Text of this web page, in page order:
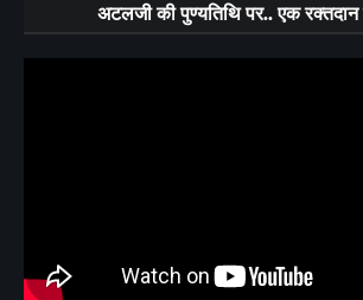
अटलजी की पुण्यतिथि पर.. एक रक्तदान